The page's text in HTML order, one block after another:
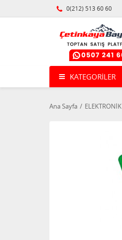
0(212) 513 60 60
KATEGORILER
Ana Sayfa ELEKTRONİK